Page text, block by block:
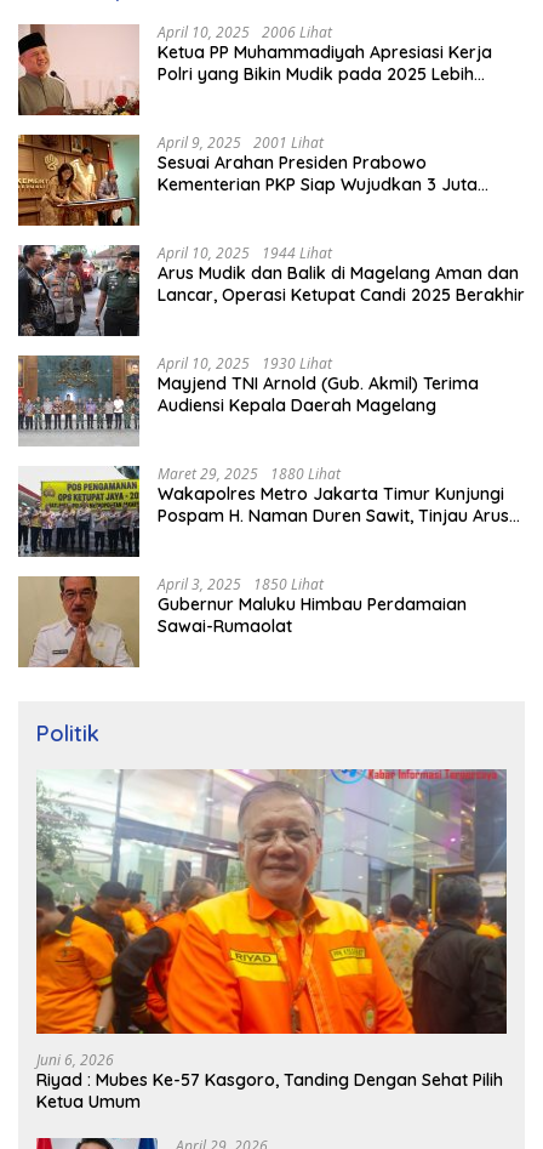
April 10, 2025 2006 Lihat
Ketua PP Muhammadiyah Apresiasi Kerja
Polri yang Bikin Mudik pada 2025 Lebih
April 9, 2025 2001 Lihat
Sesuai Arahan Presiden Prabowo
Kementerian PKP Siap Wujudkan 3 Juta
April 10, 2025 1944 Lihat
Arus Mudik dan Balik di Magelang Aman dan
Lancar, Operasi Ketupat Candi 2025 Berakhir
April 10, 2025 1930 Lihat
Mayjend TNI Arnold (Gub. Akmil) Terima
Audiensi Kepala Daerah Magelang
Maret 29, 2025 1880 Lihat
Wakapolres Metro Jakarta Timur Kunjungi
Pospam H. Naman Duren Sawit, Tinjau Arus
April 3, 2025 1850 Lihat
Gubernur Maluku Himbau Perdamaian
Sawai-Rumaolat
Politik
Juni 6, 2026
Riyad : Mubes Ke-57 Kasgoro, Tanding Dengan Sehat Pilih
Ketua Umum